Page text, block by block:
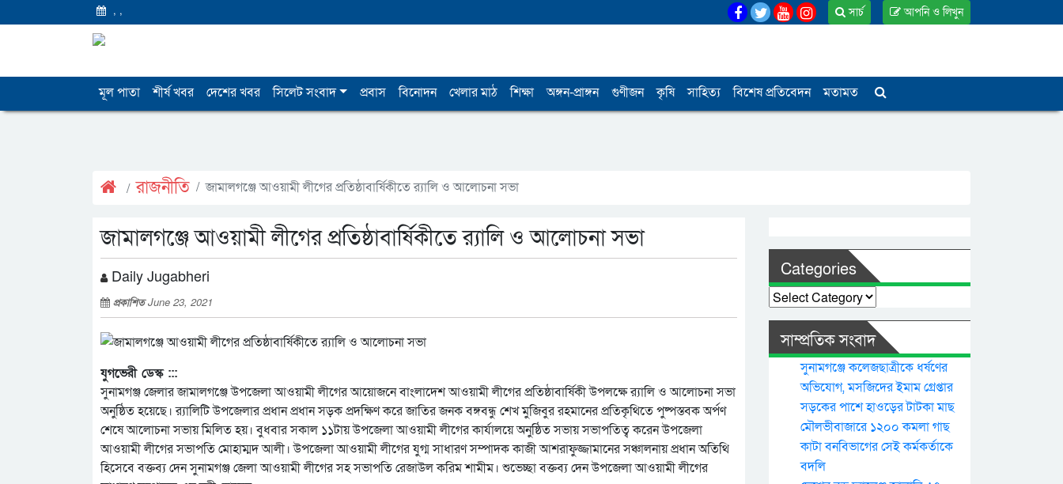
, , আপনি ও লিখুন
সার্চ
মূল পাতা শীর্ষ খবর দেশের খবর সিলেট সংবাদ প্রবাস বিনোদন খেলার মাঠ শিক্ষা অঙ্গন-প্রাঙ্গন গুণীজন কৃষি সাহিত্য বিশেষ প্রতিবেদন মতামত
রাজনীতি জামালগঞ্জে আওয়ামী লীগের প্রতিষ্ঠাবার্ষিকীতে র‌্যালি ও আলোচনা সভা
জামালগঞ্জে আওয়ামী লীগের প্রতিষ্ঠাবার্ষিকীতে র‌্যালি ও আলোচনা সভা
Daily Jugabheri
প্রকাশিতJune 23, 2021
যুগভেরী ডেস্ক :::
সুনামগঞ্জ জেলার জামালগঞ্জে উপজেলা আওয়ামী লীগের আয়োজনে বাংলাদেশ আওয়ামী লীগের প্রতিষ্ঠাবার্ষিকী উপলক্ষে র‌্যালি ও আলোচনা সভা
অনুষ্ঠিত হয়েছে। র‌্যালিটি উপজেলার প্রধান প্রধান সড়ক প্রদক্ষিণ করে জাতির জনক বঙ্গবন্ধু শেখ মুজিবুর রহমানের প্রতিকৃথিতে পুষ্পস্তবক অর্পণ
শেষে আলোচনা সভায় মিলিত হয়। বুধবার সকাল ১১টায় উপজেলা আওয়ামী লীগের কার্যালয়ে অনুষ্ঠিত সভায় সভাপতিত্ব করেন উপজেলা
আওয়ামী লীগের সভাপতি মোহাম্মদ আলী। উপজেলা আওয়ামী লীগের যুগ্ম সাধারণ সম্পাদক কাজী আশরাফুজ্জামানের সঞ্চালনায় প্রধান অতিথি
হিসেবে বক্তব্য দেন সুনামগঞ্জ জেলা আওয়ামী লীগের সহ সভাপতি রেজাউল করিম শামীম। শুভেচ্ছা বক্তব্য দেন উপজেলা আওয়ামী লীগের
Categories
Categories
সাম্প্রতিক সংবাদ
সুনামগঞ্জে কলেজছাত্রীকে ধর্ষণের
অভিযোগ, মসজিদের ইমাম গ্রেপ্তার
সড়কের পাশে হাওড়ের টাটকা মাছ
মৌলভীবাজারে ১২০০ কমলা গাছ
কাটা বনবিভাগের সেই কর্মকর্তাকে
বদলি